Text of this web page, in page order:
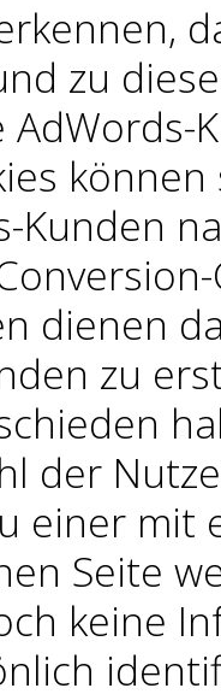
zu
Kunden
dienen
zu
der
einer mit
Seite
keine